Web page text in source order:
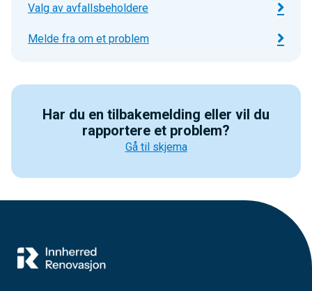
Valg av avfallsbeholdere
Melde fra om et problem
Har du en tilbakemelding eller vil du
rapportere et problem?
Gå til skjema